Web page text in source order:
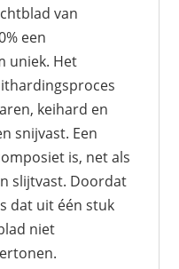
van
een
uniek. Het
keihard en
snijvast. Een
is, net als
slijtvast. Doordat
dat uit één stuk
niet